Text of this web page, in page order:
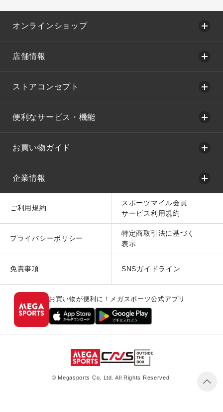
オンラインショップ
店舗情報
ストアコンセプト
便利なサービス・機能
お買い物ガイド
企業情報
ご利用規約
スポーツマイル会員
サービス利用規約
プライバシーポリシー
特定商取引法に基づく
表示
免責事項 SNSガイドライン
お買い物が便利に！メガスポーツ公式アプリ
© Megasports Co. Ltd. All Rights Reserved.